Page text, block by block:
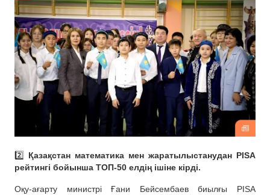
2️⃣ Қазақстан математика мен жаратылыстанудан PISA
рейтингі бойынша ТОП-50 елдің ішіне кірді.
Оқу-ағарту министрі Ғани Бейсембаев биылғы PISA